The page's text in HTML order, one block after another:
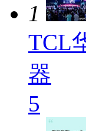
1
TCL
器
5